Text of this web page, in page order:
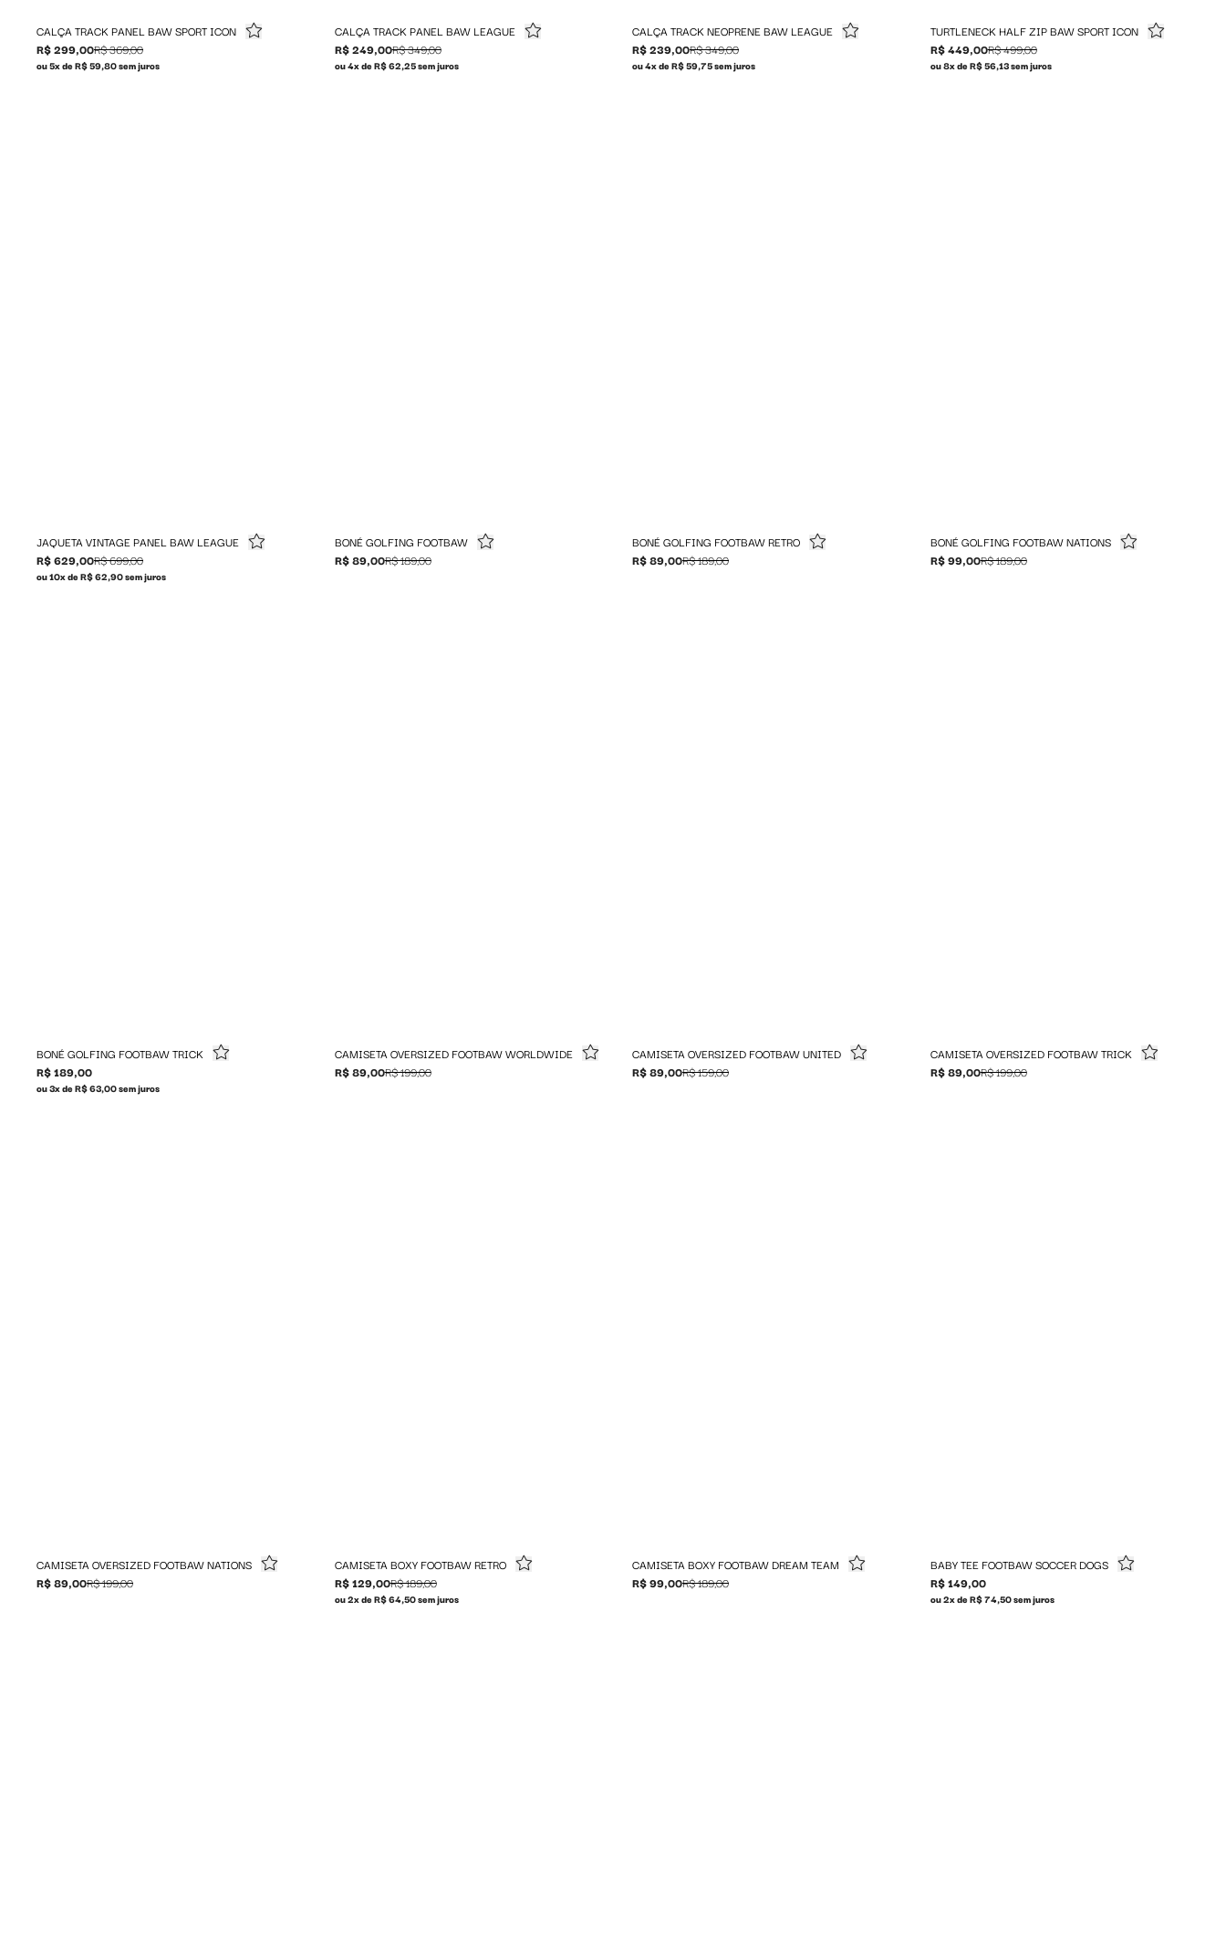
CALÇA TRACK PANEL BAW SPORT ICON
R$ 299,00R$ 369,00
ou 5x de R$ 59,80 sem juros
CALÇA TRACK PANEL BAW LEAGUE
R$ 249,00R$ 349,00
ou 4x de R$ 62,25 sem juros
CALÇA TRACK NEOPRENE BAW LEAGUE
R$ 239,00R$ 349,00
ou 4x de R$ 59,75 sem juros
TURTLENECK HALF ZIP BAW SPORT ICON
R$ 449,00R$ 499,00
ou 8x de R$ 56,13 sem juros
JAQUETA VINTAGE PANEL BAW LEAGUE
R$ 629,00R$ 699,00
ou 10x de R$ 62,90 sem juros
BONÉ GOLFING FOOTBAW
R$ 89,00R$ 189,00
BONÉ GOLFING FOOTBAW RETRO
R$ 89,00R$ 189,00
BONÉ GOLFING FOOTBAW NATIONS
R$ 99,00R$ 189,00
BONÉ GOLFING FOOTBAW TRICK
R$ 189,00
ou 3x de R$ 63,00 sem juros
CAMISETA OVERSIZED FOOTBAW WORLDWIDE
R$ 89,00R$ 199,00
CAMISETA OVERSIZED FOOTBAW UNITED
R$ 89,00R$ 159,00
CAMISETA OVERSIZED FOOTBAW TRICK
R$ 89,00R$ 199,00
CAMISETA OVERSIZED FOOTBAW NATIONS
R$ 89,00R$ 199,00
CAMISETA BOXY FOOTBAW RETRO
R$ 129,00R$ 189,00
ou 2x de R$ 64,50 sem juros
CAMISETA BOXY FOOTBAW DREAM TEAM
R$ 99,00R$ 189,00
BABY TEE FOOTBAW SOCCER DOGS
R$ 149,00
ou 2x de R$ 74,50 sem juros